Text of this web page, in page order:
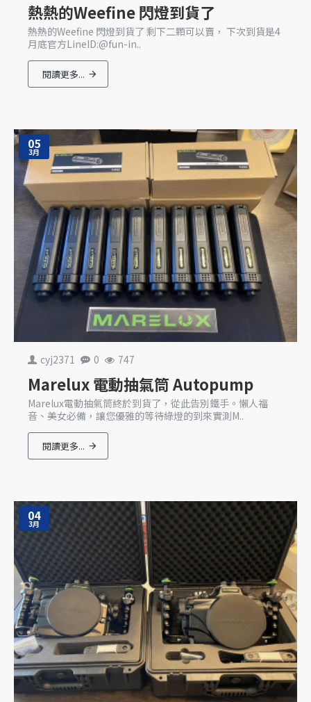
熱熱的Weefine 閃燈到貨了
熱熱的Weefine 閃燈到貨了 剩下二顆可以賣， 下次到貨是4
月底官方LineID:@fun-in..
閱讀更多...
05
3月
cyj2371 0 747
Marelux 電動抽氣筒 Autopump
Marelux電動抽氣筒終於到貨了，從此告別鐵手。懶人福
音、美女必備，讓您優雅的等待綠燈的到來實測M..
閱讀更多...
04
3月